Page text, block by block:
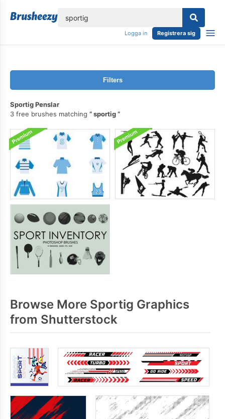
Logga in Registrera sig
Filters
Sportig Penslar
3 free brushes matching
sportig
Browse More Sportig Graphics
from Shutterstock